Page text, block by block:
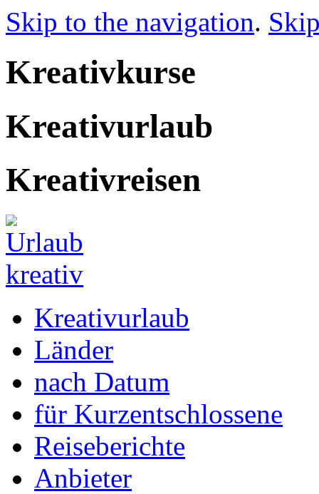
Skip to the navigation.
Kreativkurse
Kreativurlaub
Kreativreisen
Kreativurlaub
Länder
nach Datum
für Kurzentschlossene
Reiseberichte
Anbieter